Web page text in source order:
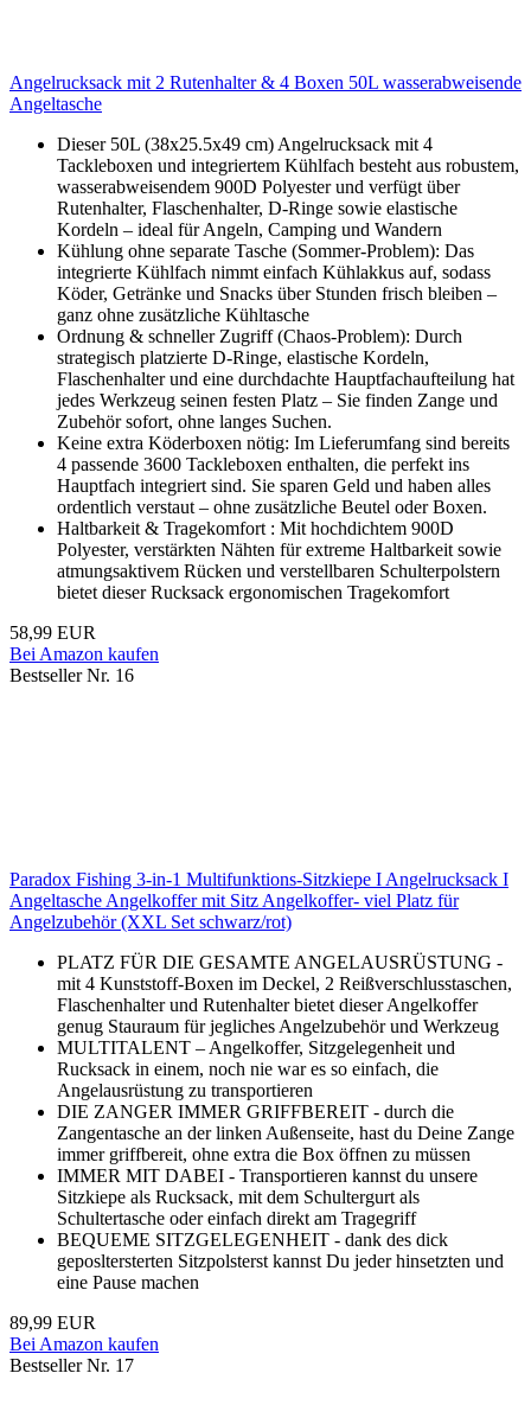
Angelrucksack mit 2 Rutenhalter & 4 Boxen 50L wasserabweisende
Angeltasche
Dieser 50L (38x25.5x49 cm) Angelrucksack mit 4
Tackleboxen und integriertem Kühlfach besteht aus robustem,
wasserabweisendem 900D Polyester und verfügt über
Rutenhalter, Flaschenhalter, D-Ringe sowie elastische
Kordeln – ideal für Angeln, Camping und Wandern
Kühlung ohne separate Tasche (Sommer-Problem): Das
integrierte Kühlfach nimmt einfach Kühlakkus auf, sodass
Köder, Getränke und Snacks über Stunden frisch bleiben –
ganz ohne zusätzliche Kühltasche
Ordnung & schneller Zugriff (Chaos-Problem): Durch
strategisch platzierte D-Ringe, elastische Kordeln,
Flaschenhalter und eine durchdachte Hauptfachaufteilung hat
jedes Werkzeug seinen festen Platz – Sie finden Zange und
Zubehör sofort, ohne langes Suchen.
Keine extra Köderboxen nötig: Im Lieferumfang sind bereits
4 passende 3600 Tackleboxen enthalten, die perfekt ins
Hauptfach integriert sind. Sie sparen Geld und haben alles
ordentlich verstaut – ohne zusätzliche Beutel oder Boxen.
Haltbarkeit & Tragekomfort : Mit hochdichtem 900D
Polyester, verstärkten Nähten für extreme Haltbarkeit sowie
atmungsaktivem Rücken und verstellbaren Schulterpolstern
bietet dieser Rucksack ergonomischen Tragekomfort
58,99 EUR
Bei Amazon kaufen
Bestseller Nr. 16
Paradox Fishing 3-in-1 Multifunktions-Sitzkiepe I Angelrucksack I
Angeltasche Angelkoffer mit Sitz Angelkoffer- viel Platz für
Angelzubehör (XXL Set schwarz/rot)
PLATZ FÜR DIE GESAMTE ANGELAUSRÜSTUNG -
mit 4 Kunststoff-Boxen im Deckel, 2 Reißverschlusstaschen,
Flaschenhalter und Rutenhalter bietet dieser Angelkoffer
genug Stauraum für jegliches Angelzubehör und Werkzeug
MULTITALENT – Angelkoffer, Sitzgelegenheit und
Rucksack in einem, noch nie war es so einfach, die
Angelausrüstung zu transportieren
DIE ZANGER IMMER GRIFFBEREIT - durch die
Zangentasche an der linken Außenseite, hast du Deine Zange
immer griffbereit, ohne extra die Box öffnen zu müssen
IMMER MIT DABEI - Transportieren kannst du unsere
Sitzkiepe als Rucksack, mit dem Schultergurt als
Schultertasche oder einfach direkt am Tragegriff
BEQUEME SITZGELEGENHEIT - dank des dick
geposltersterten Sitzpolsterst kannst Du jeder hinsetzten und
eine Pause machen
89,99 EUR
Bei Amazon kaufen
Bestseller Nr. 17